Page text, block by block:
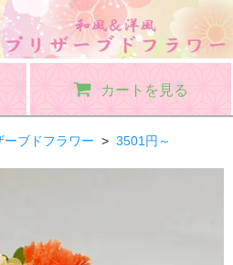
カートを見る
ーブドフラワー > 3501円～